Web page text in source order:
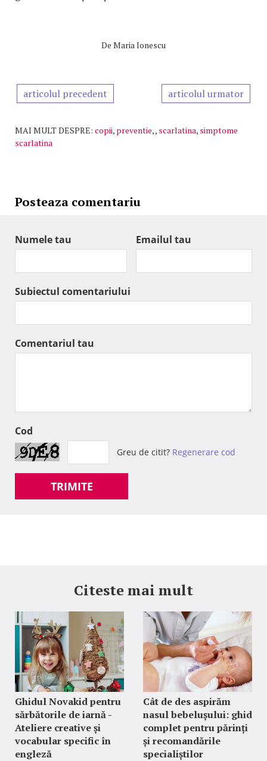
De Maria Ionescu
articolul precedent articolul urmator
MAI MULT DESPRE: copii, preventie,, scarlatina, simptome
scarlatina
Posteaza comentariu
Numele tau Emailul tau
Subiectul comentariului
Comentariul tau
Cod
Greu de citit? Regenerare cod
TRIMITE
Citeste mai mult
Ghidul Novakid pentru
sărbătorile de iarnă -
Ateliere creative și
vocabular specific în
engleză
Cât de des aspirăm
nasul bebelușului: ghid
complet pentru părinți
și recomandările
specialiștilor